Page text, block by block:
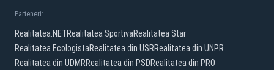
Parteneri:
Realitatea.NETRealitatea SportivaRealitatea Star
Realitatea EcologistaRealitatea din USRRealitatea din UNPR
Realitatea din UDMRRealitatea din PSDRealitatea din PRO